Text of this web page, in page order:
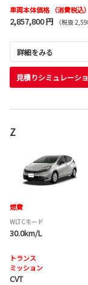
車両本体価格 （消費税込）
2,857,800 円 （税抜
詳細をみる
見積りシミュレーシ
Z
燃費
WLTCモード
30.0km/L
トランス
ミッション
CVT